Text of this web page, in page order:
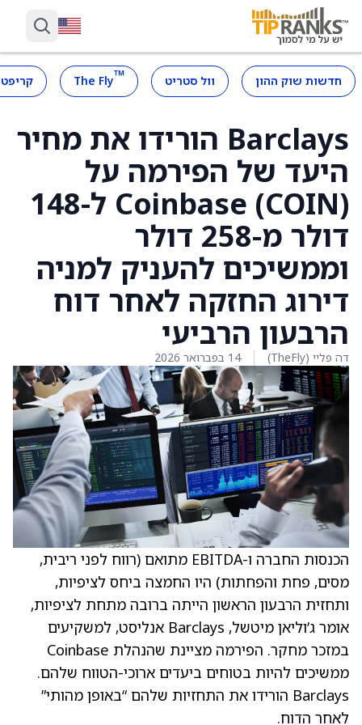
חדשות שוק ההון וול סטריט ™
The Fly
Barclays הורידו את מחיר
היעד של הפירמה על
Coinbase (COIN) ל-148
דולר מ-258 דולר
וממשיכים להעניק למניה
דירוג החזקה לאחר דוח
הרבעון הרביעי
דה פליי (TheFly) 14 בפברואר 2026
הכנסות החברה ו-EBITDA מתואם (רווח לפני ריבית,
מסים, פחת והפחתות) היו החמצה ביחס לציפיות,
ותחזית הרבעון הראשון הייתה ברובה מתחת לציפיות,
אומר ג’וליאן מיטשל, Barclays אנליסט, למשקיעים
במזכר מחקר. הפירמה מציינת שהנהלת Coinbase
ממשיכים להיות בטוחים ביעדים ארוכי-הטווח שלהם.
Barclays הורידו את התחזיות שלהם “באופן מהותי”
לאחר הדוח.